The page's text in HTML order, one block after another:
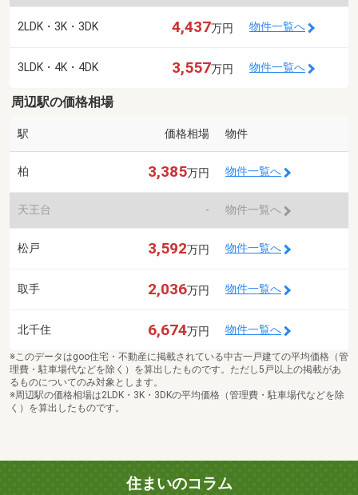
2LDK・3K・3DK 4,437万円 物件一覧へ
3LDK・4K・4DK 3,557万円 物件一覧へ
周辺駅の価格相場
駅 価格相場 物件
柏 3,385万円 物件一覧へ
天王台 - 物件一覧へ
松戸 3,592万円 物件一覧へ
取手 2,036万円 物件一覧へ
北千住 6,674万円 物件一覧へ
※このデータはgoo住宅・不動産に掲載されている中古一戸建ての平均価格（管
理費・駐車場代などを除く）を算出したものです。ただし5戸以上の掲載があ
るものについてのみ対象とします。
※周辺駅の価格相場は2LDK・3K・3DKの平均価格（管理費・駐車場代などを除
く）を算出したものです。
住まいのコラム